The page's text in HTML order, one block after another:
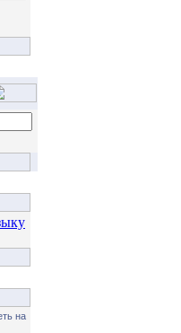
на